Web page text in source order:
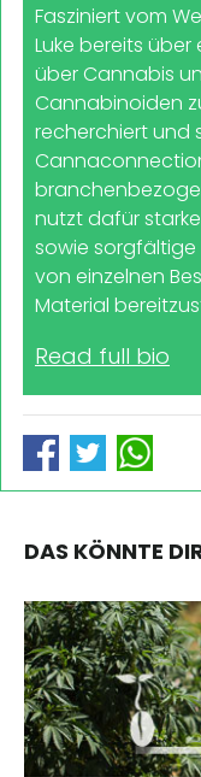
Fasziniert vom
Luke bereits
über Cannabis
Cannabinoiden
recherchiert und
nutzt dafür
sowie sorgfältige
von einzelnen
Material
Read full bio
DAS KÖNNTE